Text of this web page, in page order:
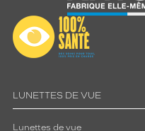
LUNETTES DE VUE
Lunettes de vue